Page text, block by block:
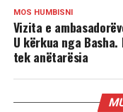
MOS HUMBISNI
Vizita e
U kërkua nga
tek anëtarësia